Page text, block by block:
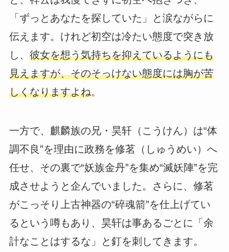
「ずっとあなたを探していた」と涙ながらに
伝えます。けれど初空は冷たい態度で突き放
し、 彼女を想う気持ちを抑えているようにも
見えますが、そのそっけない態度には胸が苦
しくなりますよね。
一方で、麒麟族の兄・昊轩（こうけん）は“体
調不良”を理由に政務を修茗（しゅうめい）へ
任せ、その裏で“妖族金丹”を集め“滅妖陣”を完
成させようと企んでいました。さらに、修茗
がこっそり上古神器の“碎魂箭”を仕上げてい
るという噂もあり、昊轩は事あるごとに「余
計なことはするな」と釘を刺してきます。